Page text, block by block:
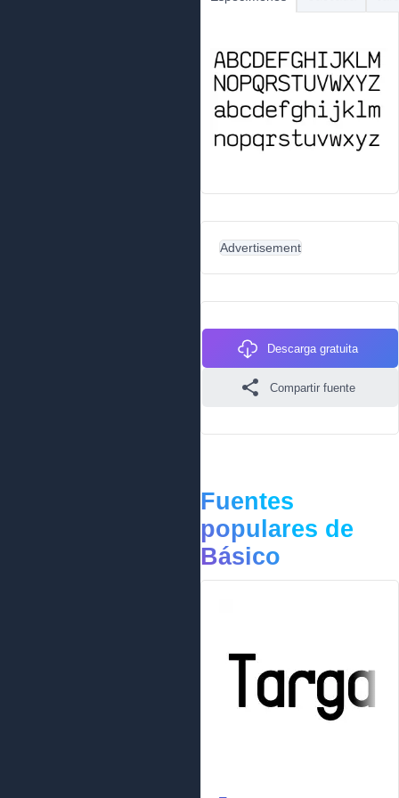
Advertisement
Descarga gratuita
Compartir fuente
Fuentes
populares de
Básico